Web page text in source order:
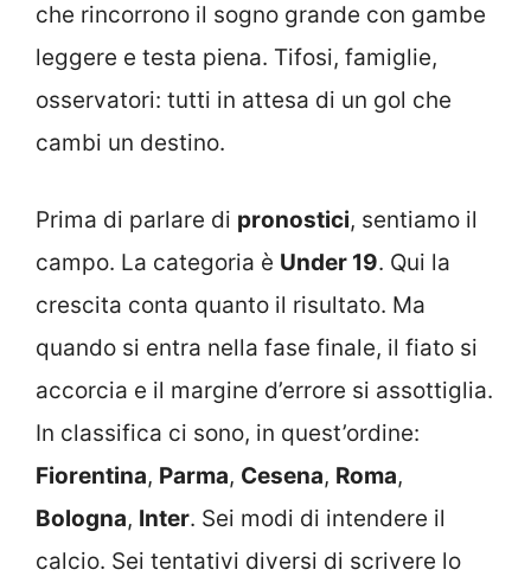
che rincorrono il sogno grande con gambe
leggere e testa piena. Tifosi, famiglie,
osservatori: tutti in attesa di un gol che
cambi un destino.
Prima di parlare di pronostici, sentiamo il
campo. La categoria è Under 19. Qui la
crescita conta quanto il risultato. Ma
quando si entra nella fase finale, il fiato si
accorcia e il margine d’errore si assottiglia.
In classifica ci sono, in quest’ordine:
Fiorentina, Parma, Cesena, Roma,
Bologna, Inter. Sei modi di intendere il
calcio. Sei tentativi diversi di scrivere lo